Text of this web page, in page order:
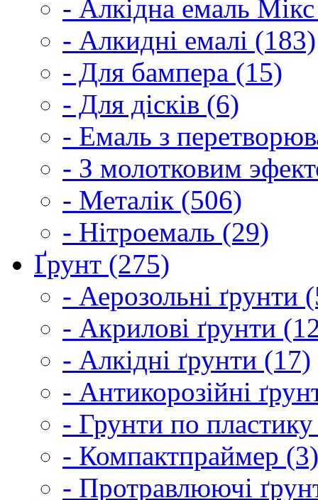
- Алкідна емаль
- Алкидні емалі (183)
- Для бампера (15)
- Для дісків (6)
- Емаль з
- З молотковим
- Металік (506)
- Нітроемаль (29)
Ґрунт (275)
- Аерозольні ґрунти
- Акрилові ґрунти
- Алкідні ґрунти (17)
- Антикорозійні
- Грунти по
- Компактпраймер (3)
- Протравлюючі